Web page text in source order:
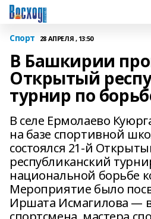
Спорт 28 АПРЕЛЯ , 13:50
В Башкирии
Открытый
турнир по
В селе Ермолаево
на базе спортивной
состоялся 21-й
республиканский
национальной борьбе
Мероприятие было
Иршата Исмагилова —